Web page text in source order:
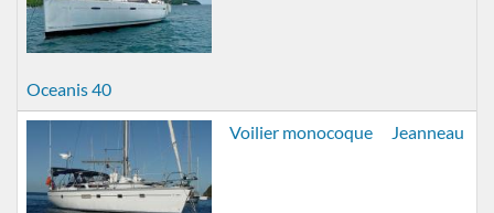
Oceanis 40
Voilier monocoque Jeanneau